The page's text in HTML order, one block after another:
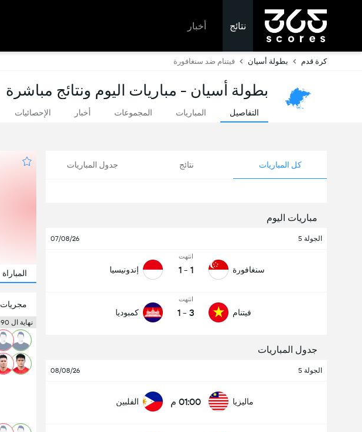
نتائج أخبار
كرة قدم بطولة أسيان فيتنام ضد سنغافورة
بطولة أسيان - مباريات اليوم ونتائج مباشرة
التفاصيل المباريات المجموعات أخبار الإحصائيات
كل المباريات نتائج جدول المباريات
مباريات اليوم
الجولة 5 07/08/26
سنغافورة
انتهت
1
-
1 إندونيسيا
فيتنام
انتهت
3
-
1 كمبوديا
جدول المباريات
الجولة 5 08/08/26
ماليزيا 01:00 م الفلبين
المباراة
مجريات
نهاية ال 90 دقيقة